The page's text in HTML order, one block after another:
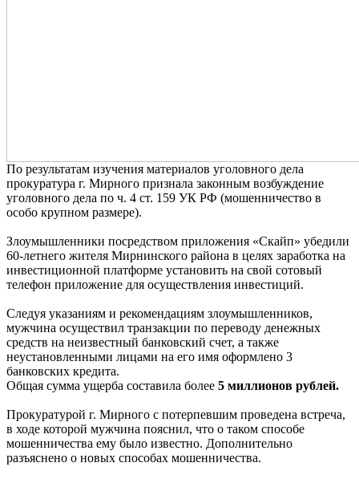
По результатам изучения материалов уголовного дела
прокуратура г. Мирного признала законным возбуждение
уголовного дела по ч. 4 ст. 159 УК РФ (мошенничество в
особо крупном размере).
Злоумышленники посредством приложения «Скайп» убедили
60-летнего жителя Мирнинского района в целях заработка на
инвестиционной платформе установить на свой сотовый
телефон приложение для осуществления инвестиций.
Следуя указаниям и рекомендациям злоумышленников,
мужчина осуществил транзакции по переводу денежных
средств на неизвестный банковский счет, а также
неустановленными лицами на его имя оформлено 3
банковских кредита.
Общая сумма ущерба составила более 5 миллионов рублей.
Прокуратурой г. Мирного с потерпевшим проведена встреча,
в ходе которой мужчина пояснил, что о таком способе
мошенничества ему было известно. Дополнительно
разъяснено о новых способах мошенничества.